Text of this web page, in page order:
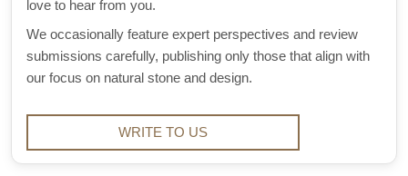
love to hear from you.
We occasionally feature expert perspectives and review
submissions carefully, publishing only those that align with
our focus on natural stone and design.
WRITE TO US